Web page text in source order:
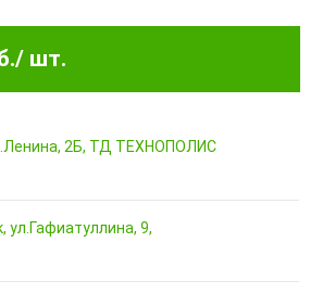
/ шт.
2Б, ТД ТЕХНОПОЛИС
ул.Гафиатуллина, 9,